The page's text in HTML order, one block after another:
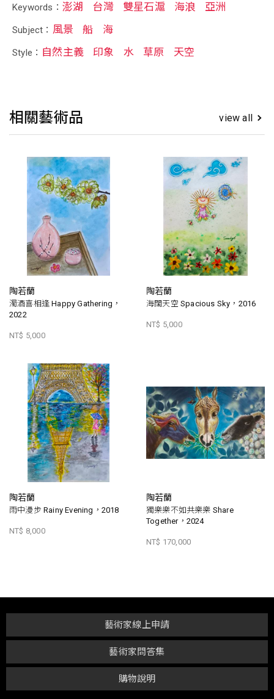
Keywords： 澎湖 台灣 雙星石滬 海浪 亞洲
Subject： 風景 船 海
Style： 自然主義 印象 水 草原 天空
相關藝術品 view all
陶若蘭
濁酒喜相逢 Happy Gathering，
2022
NT$ 5,000
陶若蘭
海闊天空 Spacious Sky，2016
NT$ 5,000
陶若蘭
雨中漫步 Rainy Evening，2018
NT$ 8,000
陶若蘭
獨樂樂不如共樂樂 Share
Together，2024
NT$ 170,000
購物說明
藝術家問答集
藝術家線上申請